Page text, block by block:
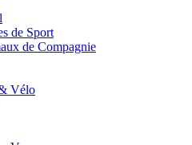
de Sport
de Compagnie
Vélo